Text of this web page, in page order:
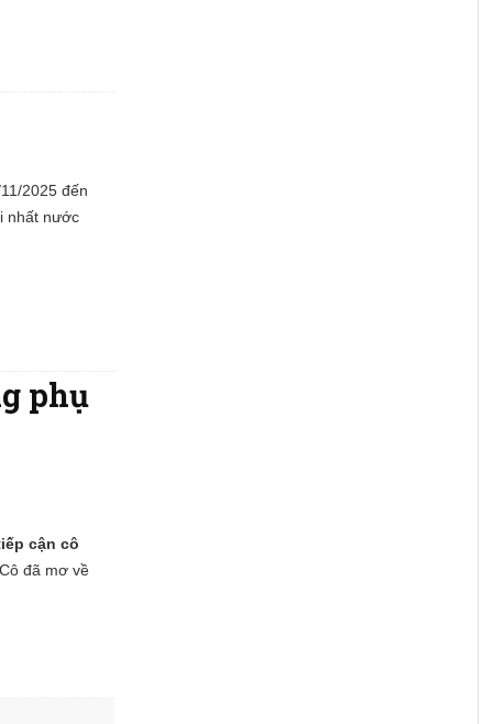
2025 đến
nhất nước
phụ
cận cô
đã mơ về